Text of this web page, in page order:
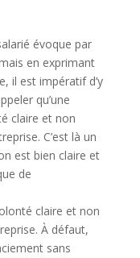
évoque par
en exprimant
il est impératif d’y
qu’une
claire et non
C’est là un
est bien claire et
de
claire et non
À défaut,
sans